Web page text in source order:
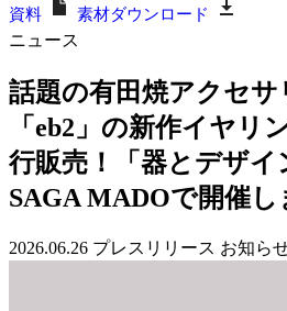
資料 素材ダウンロード
ニュース
話題の有田焼アクセサ
「eb2」の新作イヤリ
行販売！「器とデザイ
SAGA MADOで開催し
2026.06.26 プレスリリース お知ら